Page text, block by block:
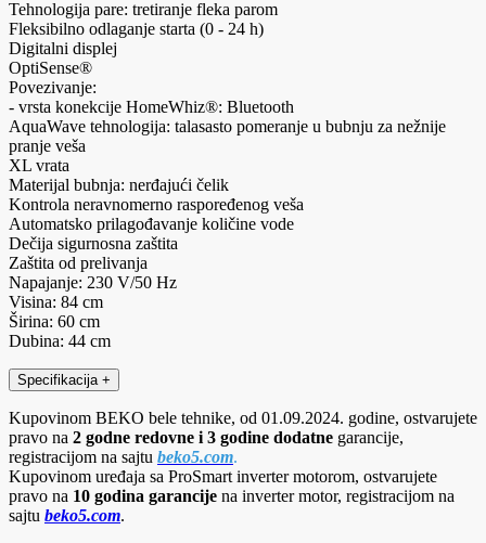
Tehnologija pare: tretiranje fleka parom
Fleksibilno odlaganje starta (0 - 24 h)
Digitalni displej
OptiSense®
Povezivanje:
- vrsta konekcije HomeWhiz®: Bluetooth
AquaWave tehnologija: talasasto pomeranje u bubnju za nežnije
pranje veša
XL vrata
Materijal bubnja: nerđajući čelik
Kontrola neravnomerno raspoređenog veša
Automatsko prilagođavanje količine vode
Dečija sigurnosna zaštita
Zaštita od prelivanja
Napajanje: 230 V/50 Hz
Visina: 84 cm
Širina: 60 cm
Dubina: 44 cm
Specifikacija +
Kupovinom BEKO bele tehnike, od 01.09.2024. godine, ostvarujete
pravo na 2 godne redovne i 3 godine dodatne garancije,
registracijom na sajtu beko5.com.
Kupovinom uređaja sa ProSmart inverter motorom, ostvarujete
pravo na 10 godina garancije na inverter motor, registracijom na
sajtu beko5.com.